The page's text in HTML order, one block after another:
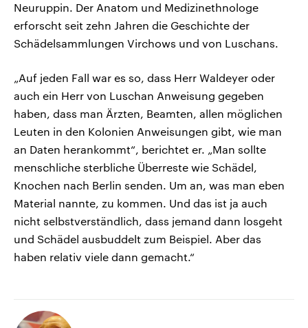
Neuruppin. Der Anatom und Medizinethnologe
erforscht seit zehn Jahren die Geschichte der
Schädelsammlungen Virchows und von Luschans.
„Auf jeden Fall war es so, dass Herr Waldeyer oder
auch ein Herr von Luschan Anweisung gegeben
haben, dass man Ärzten, Beamten, allen möglichen
Leuten in den Kolonien Anweisungen gibt, wie man
an Daten herankommt“, berichtet er. „Man sollte
menschliche sterbliche Überreste wie Schädel,
Knochen nach Berlin senden. Um an, was man eben
Material nannte, zu kommen. Und das ist ja auch
nicht selbstverständlich, dass jemand dann losgeht
und Schädel ausbuddelt zum Beispiel. Aber das
haben relativ viele dann gemacht.“